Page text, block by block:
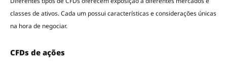
classes de ativos. Cada um possui características e considerações únicas
na hora de negociar.
CFDs de ações